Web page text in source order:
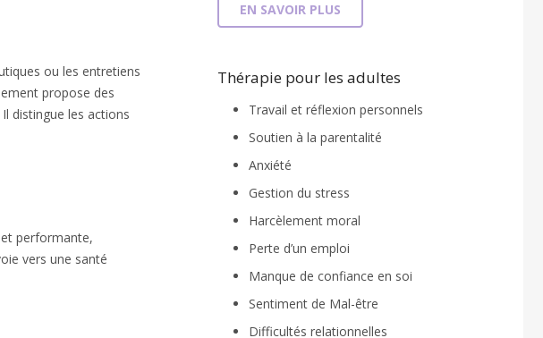
ou les entretiens
propose des
distingue les actions
performante,
vers une santé
EN SAVOIR PLUS
Thérapie pour les adultes
Travail et réflexion personnels
Soutien à la parentalité
Anxiété
Gestion du stress
Harcèlement moral
Perte d’un emploi
Manque de confiance en soi
Sentiment de Mal-être
Difficultés relationnelles